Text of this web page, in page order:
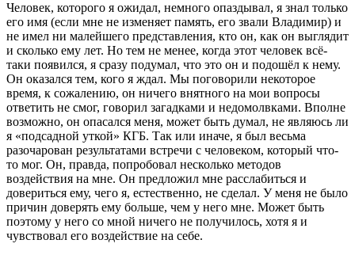
Человек, которого я ожидал, немного опаздывал, я знал только
его имя (если мне не изменяет память, его звали Владимир) и
не имел ни малейшего представления, кто он, как он выглядит
и сколько ему лет. Но тем не менее, когда этот человек всё-
таки появился, я сразу подумал, что это он и подошёл к нему.
Он оказался тем, кого я ждал. Мы поговорили некоторое
время, к сожалению, он ничего внятного на мои вопросы
ответить не смог, говорил загадками и недомолвками. Вполне
возможно, он опасался меня, может быть думал, не являюсь ли
я «подсадной уткой» КГБ. Так или иначе, я был весьма
разочарован результатами встречи с человеком, который что-
то мог. Он, правда, попробовал несколько методов
воздействия на мне. Он предложил мне расслабиться и
довериться ему, чего я, естественно, не сделал. У меня не было
причин доверять ему больше, чем у него мне. Может быть
поэтому у него со мной ничего не получилось, хотя я и
чувствовал его воздействие на себе.